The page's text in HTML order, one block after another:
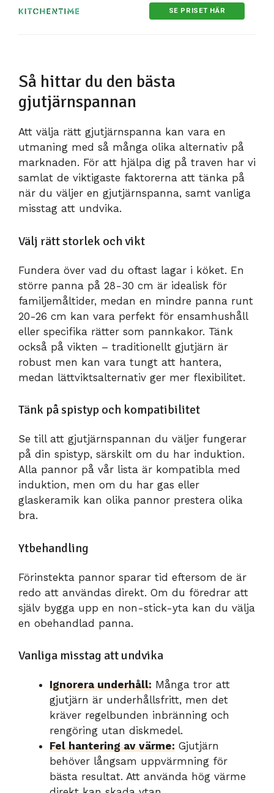
SE PRISET HÄR
Så hittar du den bästa
gjutjärnspannan
Att välja rätt gjutjärnspanna kan vara en
utmaning med så många olika alternativ på
marknaden. För att hjälpa dig på traven har vi
samlat de viktigaste faktorerna att tänka på
när du väljer en gjutjärnspanna, samt vanliga
misstag att undvika.
Välj rätt storlek och vikt
Fundera över vad du oftast lagar i köket. En
större panna på 28-30 cm är idealisk för
familjemåltider, medan en mindre panna runt
20-26 cm kan vara perfekt för ensamhushåll
eller specifika rätter som pannkakor. Tänk
också på vikten – traditionellt gjutjärn är
robust men kan vara tungt att hantera,
medan lättviktsalternativ ger mer flexibilitet.
Tänk på spistyp och kompatibilitet
Se till att gjutjärnspannan du väljer fungerar
på din spistyp, särskilt om du har induktion.
Alla pannor på vår lista är kompatibla med
induktion, men om du har gas eller
glaskeramik kan olika pannor prestera olika
bra.
Ytbehandling
Förinstekta pannor sparar tid eftersom de är
redo att användas direkt. Om du föredrar att
själv bygga upp en non-stick-yta kan du välja
en obehandlad panna.
Vanliga misstag att undvika
Ignorera underhåll: Många tror att
gjutjärn är underhållsfritt, men det
kräver regelbunden inbränning och
rengöring utan diskmedel.
Fel hantering av värme: Gjutjärn
behöver långsam uppvärmning för
bästa resultat. Att använda hög värme